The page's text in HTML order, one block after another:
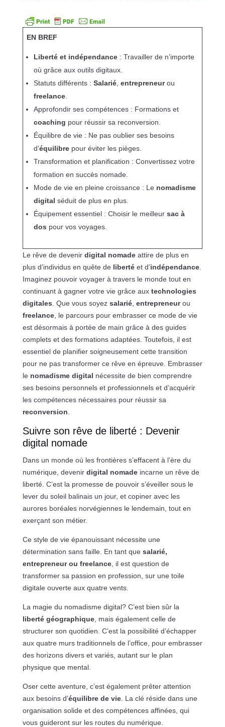
EN BREF
Liberté et indépendance: Travailler de n’importe
où grâce aux outils digitaux.
Statuts différents : Salarié, entrepreneurou
freelance.
Approfondir ses compétences : Formations et
coaching pour réussir sa reconversion.
Équilibre de vie : Ne pas oublier ses besoins
d’équilibrepour éviter les pièges.
Transformation et planification : Convertissez votre
formation en succès nomade.
Mode de vie en pleine croissance : Le nomadisme
digital séduit de plus en plus.
Équipement essentiel : Choisir le meilleur sac à
dos pour vos voyages.
Le rêve de devenir digital nomadeattire de plus en
plus d’individus en quête de libertéet d’indépendance.
Imaginez pouvoir voyager à travers le monde tout en
continuant à gagner votre vie grâce aux technologies
digitales . Que vous soyez salarié, entrepreneurou
freelance, le parcours pour embrasser ce mode de vie
est désormais à portée de main grâce à des guides
complets et des formations adaptées. Toutefois, il est
essentiel de planifier soigneusement cette transition
pour ne pas transformer ce rêve en épreuve. Embrasser
le nomadisme digital nécessite de bien comprendre
ses besoins personnels et professionnels et d’acquérir
les compétences nécessaires pour réussir sa
reconversion
Suivre son rêve de liberté : Devenir
digital nomade
Dans un monde où les frontières s’effacent à l’ère du
numérique, devenir digital nomadeincarne un rêve de
liberté. C’est la promesse de pouvoir s’éveiller sous le
lever du soleil balinais un jour, et copiner avec les
aurores boréales norvégiennes le lendemain, tout en
exerçant son métier.
Ce style de vie épanouissant nécessite une
détermination sans faille. En tant que salarié,
entrepreneur ou freelance, il est question de
transformer sa passion en profession, sur une toile
digitale ouverte aux quatre vents.
La magie du nomadisme digital? C’est bien sûr la
liberté géographique, mais également celle de
structurer son quotidien. C’est la possibilité d’échapper
aux quatre murs traditionnels de l’office, pour embrasser
des horizons divers et variés, autant sur le plan
physique que mental.
Oser cette aventure, c’est également prêter attention
aux besoins d’équilibre de vie. La clé réside dans une
organisation solide et des compétences affinées, qui
vous guideront sur les routes du numérique.